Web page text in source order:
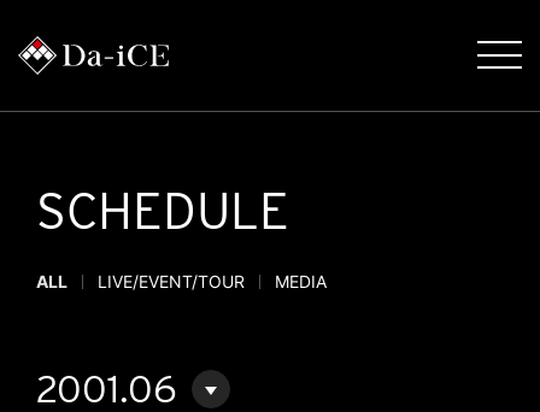
SCHEDULE
ALL LIVE/EVENT/TOUR MEDIA
2001.06